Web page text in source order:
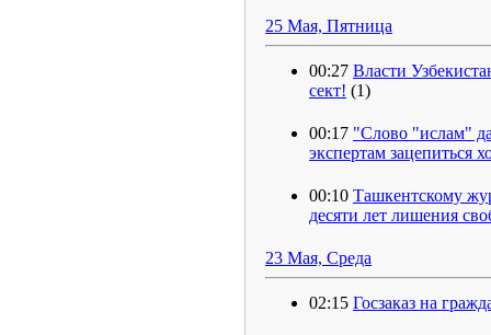
25 Мая, Пятница
00:27 Власти
сект! (1)
00:17 "Слово "ислам"
экспертам зацепиться
00:10 Ташкентскому
десяти лет лишения
23 Мая, Среда
02:15 Госзаказ на